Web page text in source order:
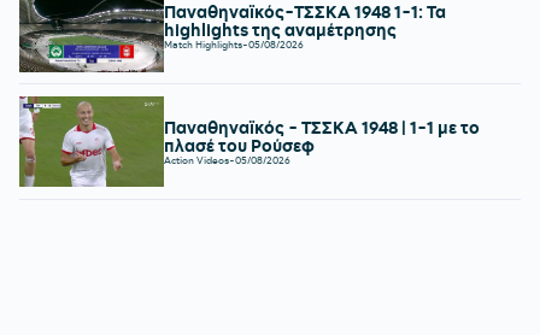
Παναθηναϊκός-ΤΣΣΚΑ 1948 1-1: Τα
highlights της αναμέτρησης
Match Highlights-05/08/2026
Παναθηναϊκός - ΤΣΣΚΑ 1948 | 1-1 με το
πλασέ του Ρούσεφ
Action Videos-05/08/2026